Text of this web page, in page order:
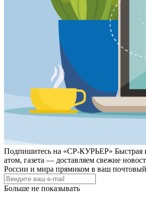
Подпишитесь на «СР-КУРЬЕР» Быстрая
атом, газета — доставляем свежие
России и мира прямиком в ваш
Больше не показывать